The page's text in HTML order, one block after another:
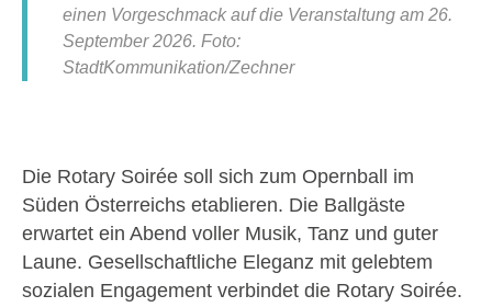
einen Vorgeschmack auf die Veranstaltung am 26.
September 2026. Foto:
StadtKommunikation/Zechner
Die Rotary Soirée soll sich zum Opernball im
Süden Österreichs etablieren. Die Ballgäste
erwartet ein Abend voller Musik, Tanz und guter
Laune. Gesellschaftliche Eleganz mit gelebtem
sozialen Engagement verbindet die Rotary Soirée.